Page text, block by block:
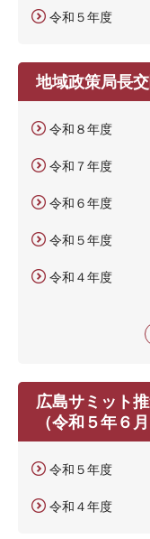
令和５年度
地域政策局長
令和８年度
令和７年度
令和６年度
令和５年度
令和４年度
広島サミット
（令和５年６月
令和５年度
令和４年度